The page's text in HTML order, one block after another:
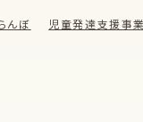
んぼ 児童発達支援事